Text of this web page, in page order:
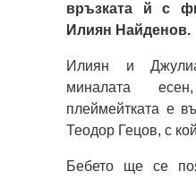
връзката й с
Илиян Найденов.
Илиян и
миналата
плеймейтката е
Теодор Гецов, с
Бебето ще се